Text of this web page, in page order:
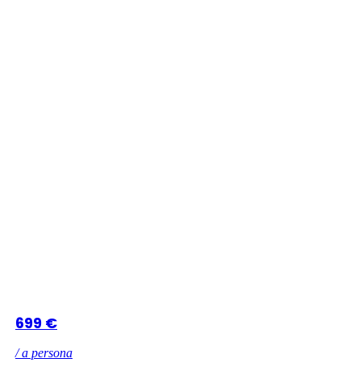
699 €
/ a persona